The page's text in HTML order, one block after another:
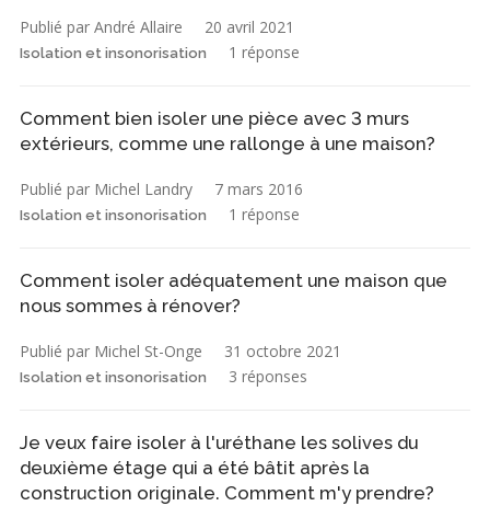
Publié par André Allaire 20 avril 2021
Isolation et insonorisation 1 réponse
Comment bien isoler une pièce avec 3 murs
extérieurs, comme une rallonge à une maison?
Publié par Michel Landry 7 mars 2016
Isolation et insonorisation 1 réponse
Comment isoler adéquatement une maison que
nous sommes à rénover?
Publié par Michel St-Onge 31 octobre 2021
Isolation et insonorisation 3 réponses
Je veux faire isoler à l'uréthane les solives du
deuxième étage qui a été bâtit après la
construction originale. Comment m'y prendre?